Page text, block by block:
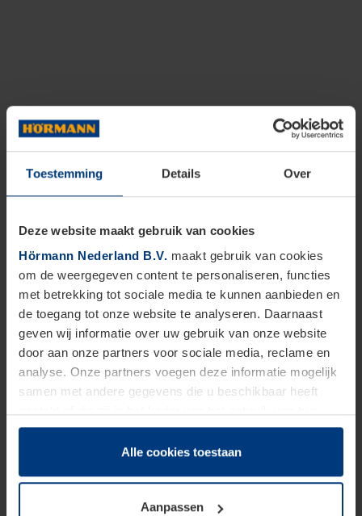
Toestemming Details Over
Deze website maakt gebruik van cookies
Hörmann Nederland B.V. maakt gebruik van cookies
om de weergegeven content te personaliseren, functies
met betrekking tot sociale media te kunnen aanbieden en
de toegang tot onze website te analyseren. Daarnaast
geven wij informatie over uw gebruik van onze website
door aan onze partners voor sociale media, reclame en
analyse. Onze partners voegen deze informatie mogelijk
samen met andere gegevens die u beschikbaar heeft
dienstverlening hebben verzameld.
Juridisch zijn wij gerechtigd om cookies op uw computer
onze pagina's absoluut noodzakelijk is. Voor alle andere
soorten cookies is uw toestemming vereist. Uw
Alle cookies toestaan
Aanpassen